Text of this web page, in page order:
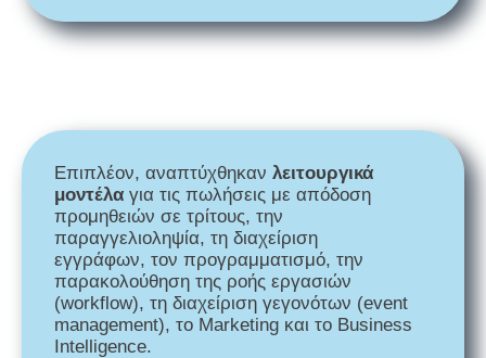
Επιπλέον, αναπτύχθηκαν λειτουργικά
μοντέλα για τις πωλήσεις με απόδοση
προμηθειών σε τρίτους, την
παραγγελιοληψία, τη διαχείριση
εγγράφων, τον προγραμματισμό, την
παρακολούθηση της ροής εργασιών
(workflow), τη διαχείριση γεγονότων (event
management), το Marketing και το Business
Intelligence.